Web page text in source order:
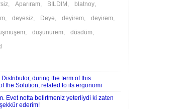
, Aparıram, BILDIM , blatnoy,
, deyesiz, Deyə, deyirem, deyirəm,
, duşunurem, düsdüm,
during the term of this
the Solution, related to its ergonomi
Evet notta belirtmeniz yeterliydi ki zaten
ederim!